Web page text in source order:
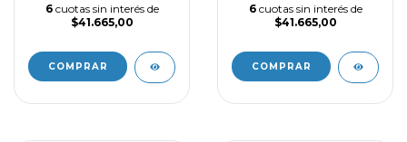
6 cuotas sin interés de
$41.665,00
COMPRAR
6 cuotas sin interés de
$41.665,00
COMPRAR